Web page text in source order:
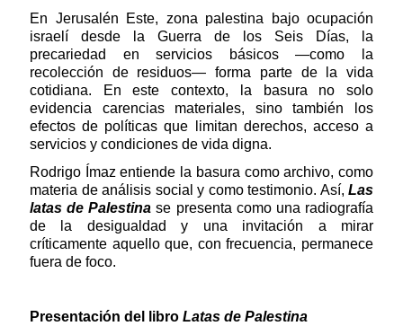
En Jerusalén Este, zona palestina bajo ocupación
israelí desde la Guerra de los Seis Días, la
precariedad en servicios básicos —como la
recolección de residuos— forma parte de la vida
cotidiana. En este contexto, la basura no solo
evidencia carencias materiales, sino también los
efectos de políticas que limitan derechos, acceso a
servicios y condiciones de vida digna.
Rodrigo Ímaz entiende la basura como archivo, como
materia de análisis social y como testimonio. Así, Las
latas de Palestina se presenta como una radiografía
de la desigualdad y una invitación a mirar
críticamente aquello que, con frecuencia, permanece
fuera de foco.
Presentación del libro Latas de Palestina